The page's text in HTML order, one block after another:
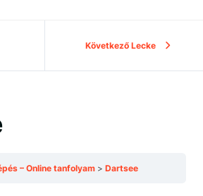
Következő Lecke
– Online tanfolyam Dartsee